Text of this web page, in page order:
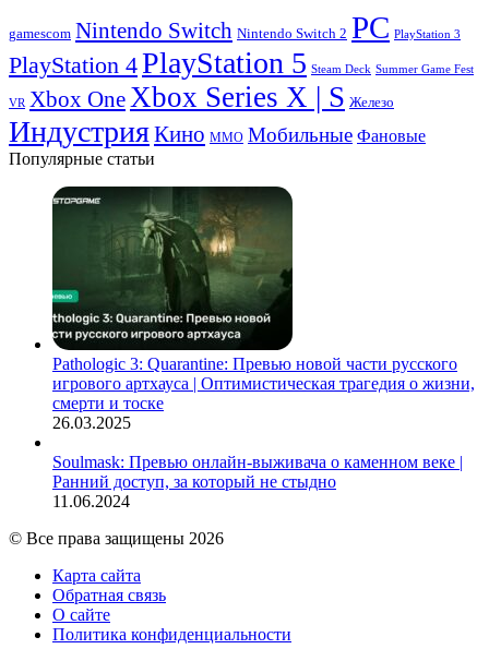
gamescom Nintendo Switch Nintendo Switch 2 PC PlayStation 3
PlayStation 4PlayStation 5 Steam Deck Summer Game Fest
VR Xbox OneXbox Series X | S Железо
ИндустрияКино ММО Мобильные Фановые
Популярные статьи
Pathologic 3: Quarantine: Превью новой части русского
игрового артхауса | Оптимистическая трагедия о жизни,
смерти и тоске
26.03.2025
Soulmask: Превью онлайн-выживача о каменном веке |
Ранний доступ, за который не стыдно
11.06.2024
© Все права защищены 2026
Карта сайта
Обратная связь
О сайте
Политика конфиденциальности